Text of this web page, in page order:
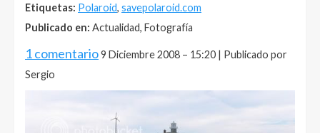
Etiquetas: Polaroid, savepolaroid.com
Publicado en: Actualidad, Fotografía
1 comentario9 Diciembre 2008 – 15:20 | Publicado por
Sergio